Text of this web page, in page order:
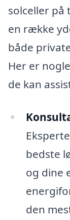
solceller på
en række
både
Her er
de kan
bedste
og dine
den